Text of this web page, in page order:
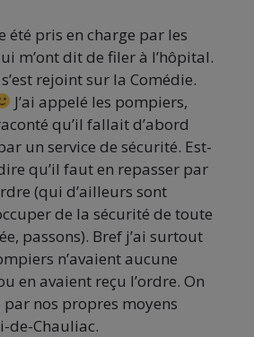
été pris en charge par les
m’ont dit de filer à l’hôpital.
rejoint sur la Comédie.
J’ai appelé les pompiers,
qu’il fallait d’abord
un service de sécurité. Est-
qu’il faut en repasser par
(qui d’ailleurs sont
de la sécurité de toute
passons). Bref j’ai surtout
n’avaient aucune
en avaient reçu l’ordre. On
par nos propres moyens
de-Chauliac.